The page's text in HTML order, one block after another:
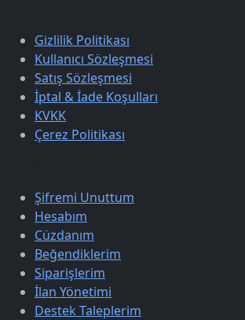
Gizlilik Politikası
Kullanıcı Sözleşmesi
Satış Sözleşmesi
İptal & İade Koşulları
KVKK
Çerez Politikası
Şifremi Unuttum
Hesabım
Cüzdanım
Beğendiklerim
Siparişlerim
İlan Yönetimi
Destek Taleplerim